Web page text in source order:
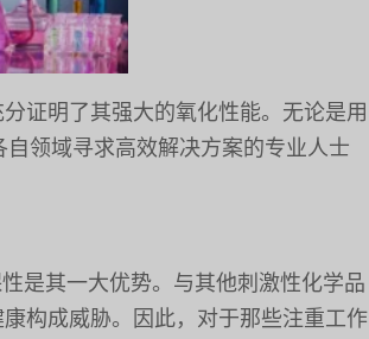
证明了其强大的氧化性能。无论是用
领域寻求高效解决方案的专业人士
是其一大优势。与其他刺激性化学品
构成威胁。因此，对于那些注重工作